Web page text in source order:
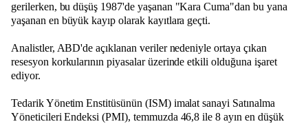
gerilerken, bu düşüş 1987'de yaşanan "Kara Cuma"dan bu yana
yaşanan en büyük kayıp olarak kayıtlara geçti.
Analistler, ABD'de açıklanan veriler nedeniyle ortaya çıkan
resesyon korkularının piyasalar üzerinde etkili olduğuna işaret
ediyor.
Tedarik Yönetim Enstitüsünün (ISM) imalat sanayi Satınalma
Yöneticileri Endeksi (PMI), temmuzda 46,8 ile 8 ayın en düşük